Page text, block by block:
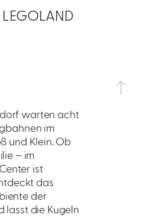
warten acht
im
und Klein. Ob
– im
ist
das
der
lasst die Kugeln